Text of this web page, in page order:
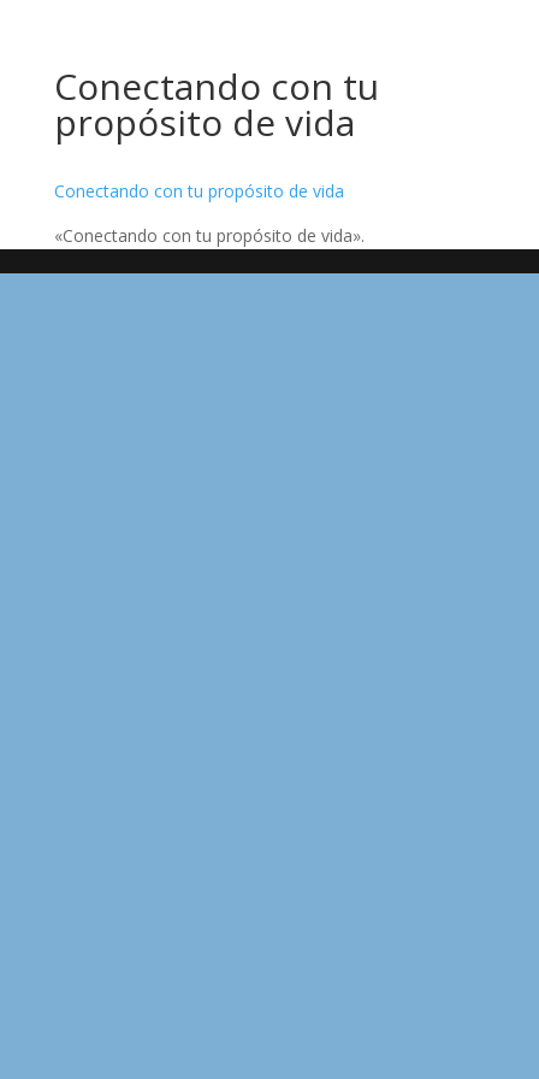
Conectando con tu
propósito de vida
Conectando con tu propósito de vida
«Conectando con tu propósito de vida».